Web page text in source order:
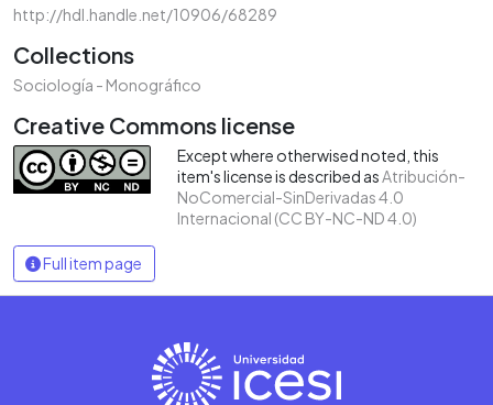
http://hdl.handle.net/10906/68289
Collections
Sociología - Monográfico
Creative Commons license
Except where otherwised noted, this
item's license is described asAtribución-
NoComercial-SinDerivadas 4.0
Internacional (CC BY-NC-ND 4.0)
Full item page